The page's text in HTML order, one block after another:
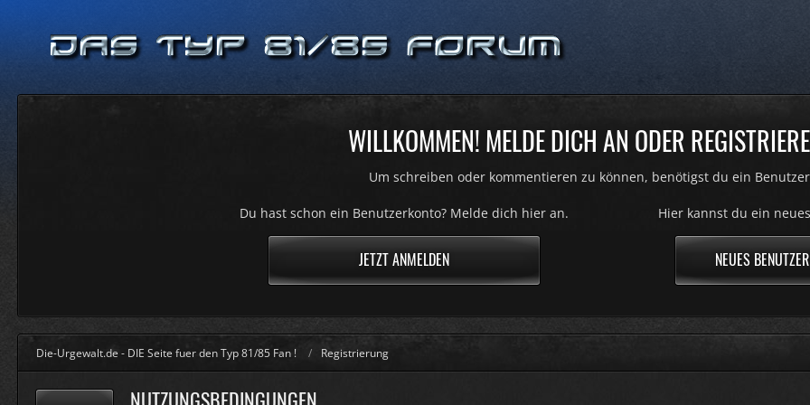
WILLKOMMEN! MELDE DICH AN ODER
Um schreiben oder kommentieren zu können, benötigst du ein
Du hast schon ein Benutzerkonto? Melde dich hier an.
JETZT ANMELDEN
Hier kannst du ein
NEUES
Die-Urgewalt.de - DIE Seite fuer den Typ 81/85 Fan ! Registrierung